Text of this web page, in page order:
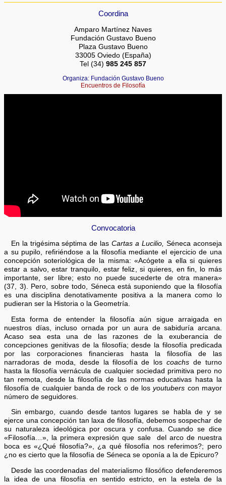
Coordina
Amparo Martínez Naves
Fundación Gustavo Bueno
Plaza Gustavo Bueno
33005 Oviedo (España)
Tel (34) 985 245 857
Organiza: Fundación Gustavo Bueno
Encuentros de Filosofía
Convocatoria
En la trigésima séptima de lasCartas a Lucilio, Séneca aconseja
a su pupilo, refiriéndose a la filosofía mediante el ejercicio de una
concepción soteriológica de la misma: «Acógete a ella si quieres
estar a salvo, estar tranquilo, estar feliz, si quieres, en fin, lo más
importante, ser libre; esto no puede sucederte de otra manera»
(37, 3). Pero, sobre todo, Séneca está suponiendo que la filosofía
es una disciplina denotativamente positiva a la manera como lo
pudieran ser la Historia o la Geometría.
Esta forma de entender la filosofía aún sigue arraigada en
nuestros días, incluso ornada por un aura de sabiduría arcana.
Acaso sea esta una de las razones de la exuberancia de
concepciones genitivas de la filosofía; desde la filosofía predicada
por las corporaciones financieras hasta la filosofía de las
narradoras de moda, desde la filosofía de loscoachs de turno
hasta la filosofía vernácula de cualquier sociedad primitiva pero no
tan remota, desde la filosofía de las normas educativas hasta la
filosofía de cualquier banda de rock o de losyoutubers con mayor
número de seguidores.
Sin embargo, cuando desde tantos lugares se habla de y se
ejerce una concepción tan laxa de filosofía, debemos sospechar de
su naturaleza ideológica por oscura y confusa. Cuando se dice
«Filosofía…», la primera expresión que sale del arco de nuestra
boca es «¿Qué filosofía?», ¿a qué filosofía nos referimos?; pero
¿no es cierto que la filosofía de Séneca se oponía a la de Epicuro?
Desde las coordenadas del materialismo filosófico defenderemos
la idea de una filosofía en sentido estricto, en la estela de la